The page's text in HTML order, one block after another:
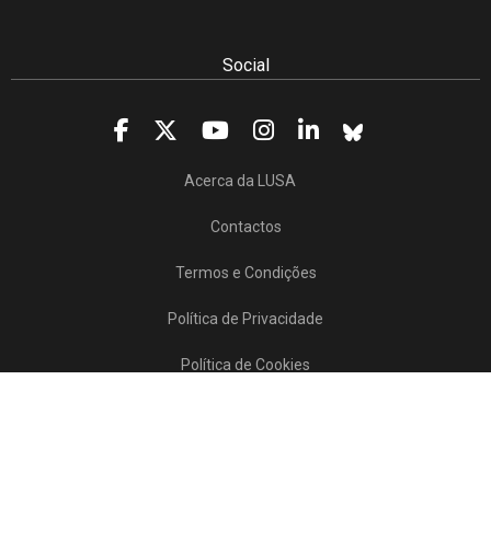
Social
Acerca da LUSA
Contactos
Termos e Condições
Política de Privacidade
Política de Cookies